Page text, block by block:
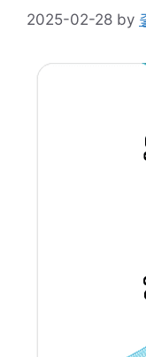
2025-02-28 by